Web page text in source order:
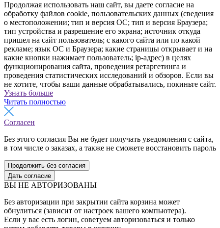
Продолжая использовать наш сайт, вы даете согласие на
обработку файлов cookie, пользовательских данных (сведения
о местоположении; тип и версия ОС; тип и версия Браузера;
тип устройства и разрешение его экрана; источник откуда
пришел на сайт пользователь; с какого сайта или по какой
рекламе; язык ОС и Браузера; какие страницы открывает и на
какие кнопки нажимает пользователь; ip-адрес) в целях
функционирования сайта, проведения ретаргетинга и
проведения статистических исследований и обзоров. Если вы
не хотите, чтобы ваши данные обрабатывались, покиньте сайт.
Узнать больше
Читать полностью
Согласен
Без этого согласия Вы не будет получать уведомления с сайта,
в том числе о заказах, а также не сможете восстановить пароль
Продолжить без согласия
Дать согласие
ВЫ НЕ АВТОРИЗОВАНЫ
Без авторизации при закрытии сайта корзина может
обнулиться (зависит от настроек вашего компьютера).
Если у вас есть логин, советуем авторизоваться и только